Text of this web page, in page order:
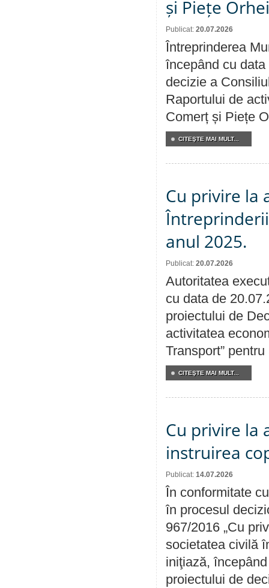
și Piețe
Publicat: 20.07.2026
Întreprinderea
începând cu
decizie a
Raportului de
Comerț și Piețe
CITEŞTE MAI MULT...
Cu privire la
anul 2025.
Publicat: 20.07.2026
Autoritatea
cu data de
proiectului de
activitatea
Transport” pentru
CITEŞTE MAI MULT...
Cu privire la
instruirea
Publicat: 14.07.2026
În conformitate
în procesul
967/2016 „Cu
societatea civilă
iniţiază,
proiectului de